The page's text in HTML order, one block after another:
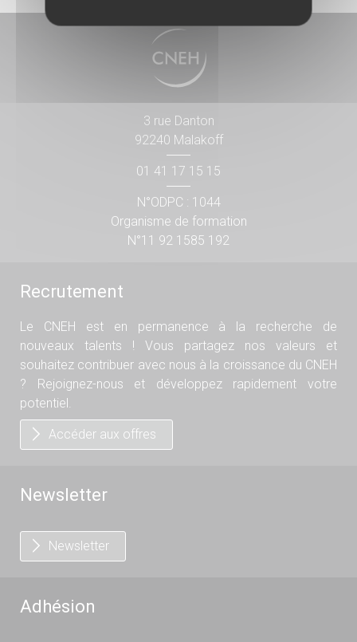
3 rue Danton
92240 Malakoff
01 41 17 15 15
N°ODPC : 1044
Organisme de formation
N°11 92 1585 192
Recrutement
Le CNEH est en permanence à la recherche de
nouveaux talents ! Vous partagez nos valeurs et
souhaitez contribuer avec nous à la croissance du CNEH
? Rejoignez-nous et développez rapidement votre
potentiel.
Accéder aux offres
Newsletter
Newsletter
Adhésion